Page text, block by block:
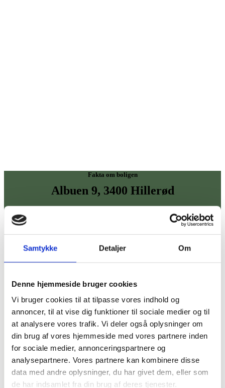
Samtykke Detaljer Om
Denne hjemmeside bruger cookies
Vi bruger cookies til at tilpasse vores indhold og
annoncer, til at vise dig funktioner til sociale medier og til
at analysere vores trafik. Vi deler også oplysninger om
din brug af vores hjemmeside med vores partnere inden
for sociale medier, annonceringspartnere og
analysepartnere. Vores partnere kan kombinere disse
data med andre oplysninger, du har givet dem, eller som
de har indsamlet fra din brug af deres tjenester.
Fakta om boligen
Albuen 9, 3400 Hillerød
1½-planshus på Albuen 9 er klædt i de smukkeste mursten, som du
kan tænke dig. Lækre matte, gråbrune og sandfarvede nuancer. Men
det er selvfølgelig langt fra det eneste. Huset er nordisk
minimalisme.
Intet overflødigt. Og 5,30 meter til fra gulv til loft i entreen. Og et
vindue, som giver et blødt gennemsyn fra ende til anden. Som et
smukt maleri, når du står indenfor og kigger på den grønne natur.
Huset er en kombination af de klassiske håndværkerdyder og de
nyeste byggeløsninger. Byggeriet er DGNB -
bæredygtighedscertificeret efter Rådet for Bæredygtigt Byggeris
krav og har er selvfølgelig også lavenergimærke A2020. En ren
fornøjelse udefra og indefra.
Hustype